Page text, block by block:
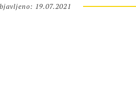
19.07.2021